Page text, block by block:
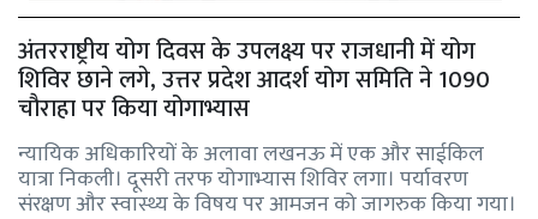
अंतरराष्ट्रीय योग दिवस के उपलक्ष्य पर राजधानी में योग
शिविर छाने लगे, उत्तर प्रदेश आदर्श योग समिति ने 1090
चौराहा पर किया योगाभ्यास
न्यायिक अधिकारियों के अलावा लखनऊ में एक और साईकिल
यात्रा निकली। दूसरी तरफ योगाभ्यास शिविर लगा। पर्यावरण
संरक्षण और स्वास्थ्य के विषय पर आमजन को जागरुक किया गया।